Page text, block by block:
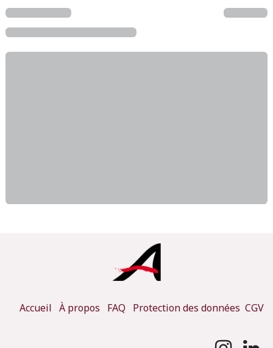
Accueil À propos FAQ Protection des données CGV